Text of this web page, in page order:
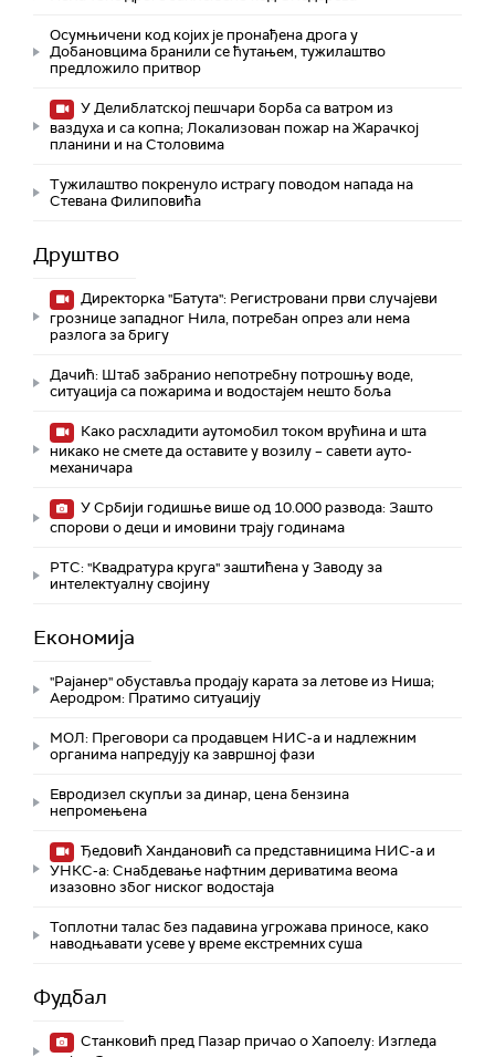
Осумњичени код којих је пронађена дрога у
Добановцима бранили се ћутањем, тужилаштво
предложило притвор
У Делиблатској пешчари борба са ватром из
ваздуха и са копна; Локализован пожар на Жарачкој
планини и на Столовима
Тужилаштво покренуло истрагу поводом напада на
Стевана Филиповића
Друштво
Директорка "Батута": Регистровани први случајеви
грознице западног Нила, потребан опрез али нема
разлога за бригу
Дачић: Штаб забранио непотребну потрошњу воде,
ситуација са пожарима и водостајем нешто боља
Како расхладити аутомобил током врућина и шта
никако не смете да оставите у возилу – савети ауто-
механичара
У Србији годишње више од 10.000 развода: Зашто
спорови о деци и имовини трају годинама
РТС: "Квадратура круга" заштићена у Заводу за
интелектуалну својину
Економија
"Рајанер" обуставља продају карата за летове из Ниша;
Аеродром: Пратимо ситуацију
МОЛ: Преговори са продавцем НИС-а и надлежним
органима напредују ка завршној фази
Евродизел скупљи за динар, цена бензина
непромењена
Ђедовић Хандановић са представницима НИС-а и
УНКС-а: Снабдевање нафтним дериватима веома
изазовно због ниског водостаја
Топлотни талас без падавина угрожава приносе, како
наводњавати усеве у време екстремних суша
Фудбал
Станковић пред Пазар причао о Хапоелу: Изгледа